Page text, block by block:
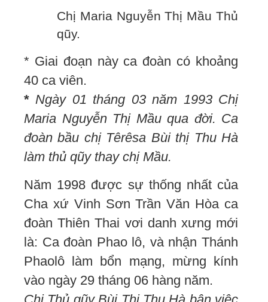
Chị Maria Nguyễn Thị Mầu Thủ
qũy.
* Giai đoạn này ca đoàn có khoảng
40 ca viên.
* Ngày 01 tháng 03 năm 1993 Chị
Maria Nguyễn Thị Mầu qua đời. Ca
đoàn bầu chị Têrêsa Bùi thị Thu Hà
làm thủ qũy thay chị Mầu.
Năm 1998 được sự thống nhất của
Cha xứ Vinh Sơn Trần Văn Hòa ca
đoàn Thiên Thai vơi danh xưng mới
là: Ca đoàn Phao lô, và nhận Thánh
Phaolô làm bổn mạng, mừng kính
vào ngày 29 tháng 06 hàng năm.